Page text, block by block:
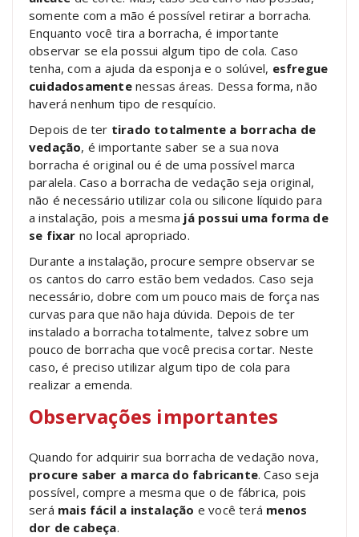
somente com a mão é possível retirar a borracha.
Enquanto você tira a borracha, é importante
observar se ela possui algum tipo de cola. Caso
tenha, com a ajuda da esponja e o solúvel, esfregue
cuidadosamentenessas áreas. Dessa forma, não
haverá nenhum tipo de resquício.
Depois de ter tirado totalmente a borracha de
vedação, é importante saber se a sua nova
borracha é original ou é de uma possível marca
paralela. Caso a borracha de vedação seja original,
não é necessário utilizar cola ou silicone líquido para
a instalação, pois a mesma já possui uma forma de
se fixar no local apropriado.
Durante a instalação, procure sempre observar se
os cantos do carro estão bem vedados. Caso seja
necessário, dobre com um pouco mais de força nas
curvas para que não haja dúvida. Depois de ter
instalado a borracha totalmente, talvez sobre um
pouco de borracha que você precisa cortar. Neste
caso, é preciso utilizar algum tipo de cola para
realizar a emenda.
Observações importantes
Quando for adquirir sua borracha de vedação nova,
procure saber a marca do fabricante. Caso seja
possível, compre a mesma que o de fábrica, pois
será mais fácil a instalação e você terá menos
dor de cabeça.